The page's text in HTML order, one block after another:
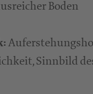
Boden
Sinnbild